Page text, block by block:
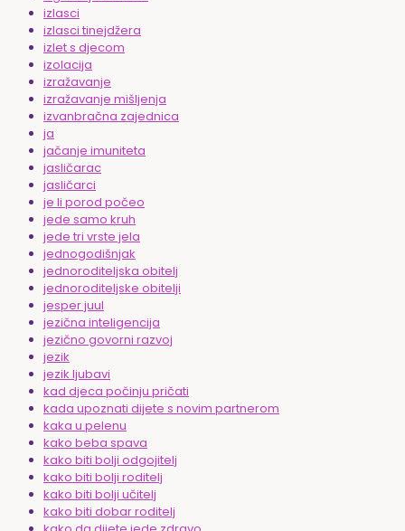
izlasci
izlasci tinejdžera
izlet s djecom
izolacija
izražavanje
izražavanje mišljenja
izvanbračna zajednica
ja
jačanje imuniteta
jasličarac
jasličarci
je li porod počeo
jede samo kruh
jede tri vrste jela
jednogodišnjak
jednoroditeljska obitelj
jednoroditeljske obitelji
jesper juul
jezična inteligencija
jezično govorni razvoj
jezik
jezik ljubavi
kad djeca počinju pričati
kada upoznati dijete s novim partnerom
kaka u pelenu
kako beba spava
kako biti bolji odgojitelj
kako biti bolji roditelj
kako biti bolji učitelj
kako biti dobar roditelj